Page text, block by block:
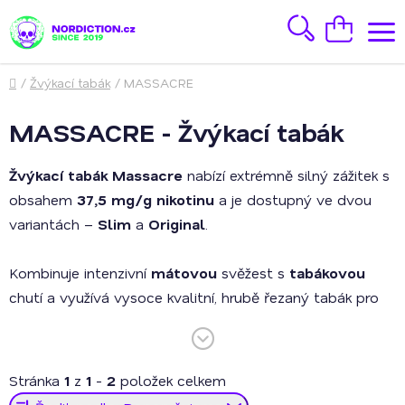
na
obsah
HledatNákupní
košík
Domů
/ Žvýkací tabák / MASSACRE
MASSACRE - Žvýkací tabák
Žvýkací tabák Massacre nabízí extrémně silný zážitek s
obsahem 37,5 mg/g nikotinu a je dostupný ve dvou
variantách – Slim a Original
Kombinuje intenzivní mátovou svěžest s tabákovou
chutí a využívá vysoce kvalitní, hrubě řezaný tabák pro
pevnějšího a pohodlnějšího materiálu, který perfektně
Stránka 1 z 1 - 2 položek celkem